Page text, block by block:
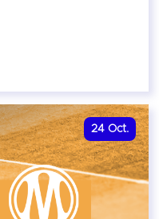
24 Oct.